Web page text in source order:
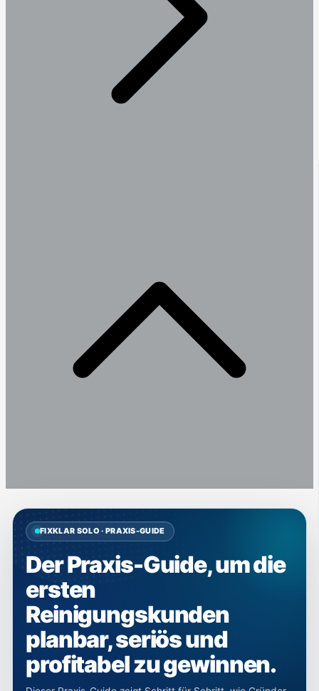
FIXKLAR SOLO · PRAXIS-GUIDE
Der Praxis-Guide, um die
ersten
Reinigungskunden
planbar, seriös und
profitabel zu gewinnen.